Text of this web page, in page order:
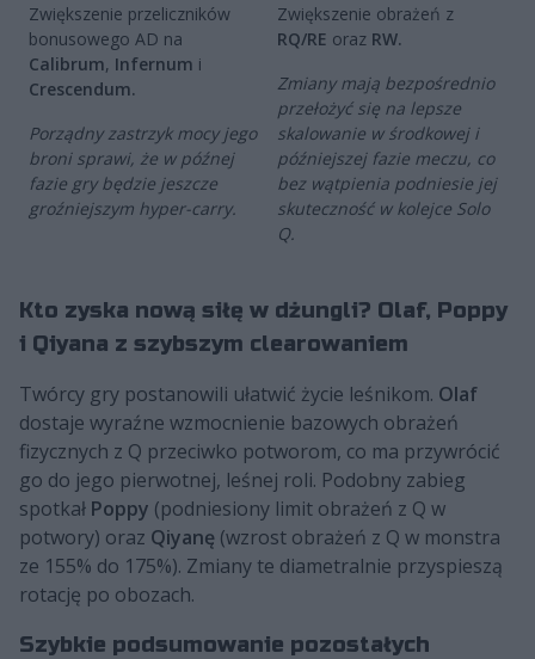
Zwiększenie przeliczników
bonusowego AD na
Calibrum, Infernum i
Crescendum.
Porządny zastrzyk mocy jego
broni sprawi, że w późnej
fazie gry będzie jeszcze
groźniejszym hyper-carry.
Zwiększenie obrażeń z
RQ/RE oraz RW.
Zmiany mają bezpośrednio
przełożyć się na lepsze
skalowanie w środkowej i
późniejszej fazie meczu, co
bez wątpienia podniesie jej
skuteczność w kolejce Solo
Q.
Kto zyska nową siłę w dżungli? Olaf, Poppy
i Qiyana z szybszym clearowaniem
Twórcy gry postanowili ułatwić życie leśnikom. Olaf
dostaje wyraźne wzmocnienie bazowych obrażeń
fizycznych z Q przeciwko potworom, co ma przywrócić
go do jego pierwotnej, leśnej roli. Podobny zabieg
spotkał Poppy (podniesiony limit obrażeń z Q w
potwory) oraz Qiyanę (wzrost obrażeń z Q w monstra
ze 155% do 175%). Zmiany te diametralnie przyspieszą
rotację po obozach.
Szybkie podsumowanie pozostałych